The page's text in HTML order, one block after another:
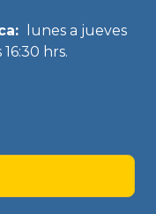
lunes a jueves
hrs.